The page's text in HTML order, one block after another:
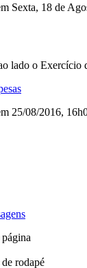
Sexta, 18 de
lado o Exercício
25/08/2016,
rodapé